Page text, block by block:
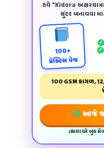
હવે "Kidora
સુંદર બનાવવા
100+
પ્રેક્ટિસ પેજ
✓
✓
100 GSM કાગળ,
આજે જ
તમારા ઘરે બુક